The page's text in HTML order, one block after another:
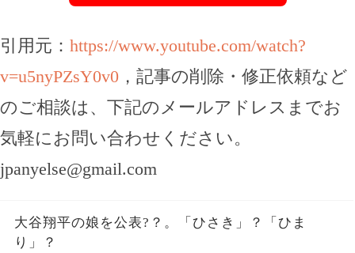
引用元： https://www.youtube.com/watch?
v=u5nyPZsY0v0 ，記事の削除・修正依頼など
のご相談は、下記のメールアドレスまでお
気軽にお問い合わせください。
jpanyelse@gmail.com
大谷翔平の娘を公表?？。「ひさき」？「ひま
り」？